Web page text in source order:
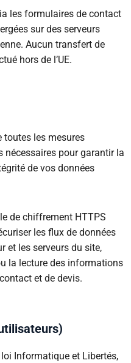
les formulaires de contact
sur des serveurs
Aucun transfert de
hors de l’UE.
toutes les mesures
pour garantir la
de vos données
de chiffrement HTTPS
les flux de données
et les serveurs du site,
la lecture des informations
et de devis.
Informatique et Libertés,